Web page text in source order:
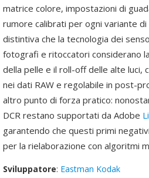
matrice colore, impostazioni di
rumore calibrati per ogni variante
distintiva che la tecnologia dei
fotografi e ritoccatori considerano
della pelle e il roll-off delle alte luci,
nei dati RAW e regolabile in post-
altro punto di forza pratico:
DCR restano supportati da Adobe
garantendo che questi primi
per la rielaborazione con algoritmi
Sviluppatore: Eastman Kodak